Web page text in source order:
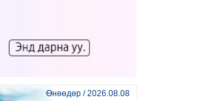
Өнөөдөр / 2026.08.08